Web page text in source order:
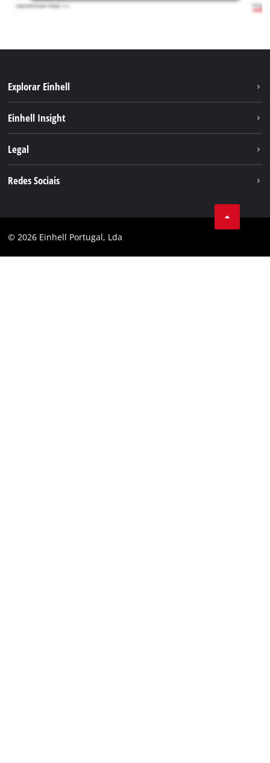
Explorar Einhell
Serviço
Einhell Insight
Carreira
Legal
Conformidade
Redes Sociais
Instagram
© 2026 Einhell Portugal, Lda